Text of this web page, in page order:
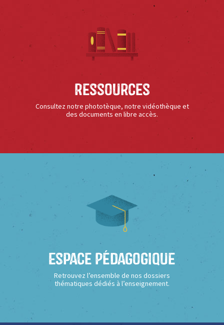
Ressources
Consultez notre phototèque, notre vidéothèque et
des documents en libre accès.
Espace Pédagogique
Retrouvez l’ensemble de nos dossiers
thématiques dédiés à l’enseignement.